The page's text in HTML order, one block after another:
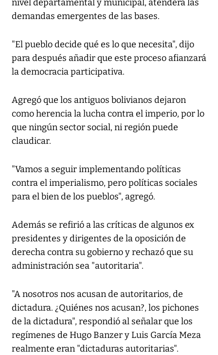
nivel departamental y municipal, atenderá las
demandas emergentes de las bases.
"El pueblo decide qué es lo que necesita", dijo
para después añadir que este proceso afianzará
la democracia participativa.
Agregó que los antiguos bolivianos dejaron
como herencia la lucha contra el imperio, por lo
que ningún sector social, ni región puede
claudicar.
"Vamos a seguir implementando políticas
contra el imperialismo, pero políticas sociales
para el bien de los pueblos", agregó.
Además se refirió a las críticas de algunos ex
presidentes y dirigentes de la oposición de
derecha contra su gobierno y rechazó que su
administración sea "autoritaria".
"A nosotros nos acusan de autoritarios, de
dictadura. ¿Quiénes nos acusan?, los pichones
de la dictadura", respondió al señalar que los
regímenes de Hugo Banzer y Luis García Meza
realmente eran "dictaduras autoritarias".